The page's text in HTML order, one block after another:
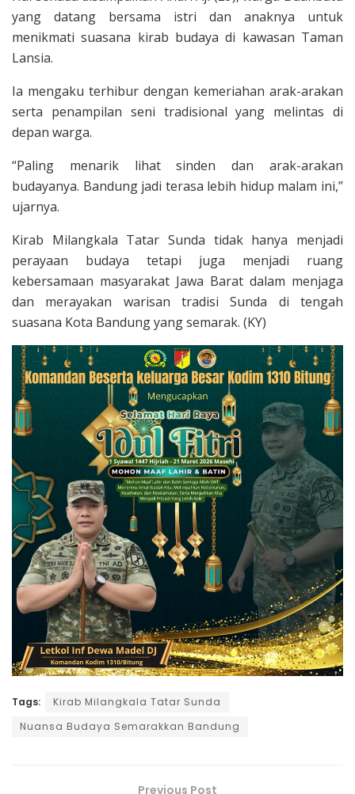
yang datang bersama istri dan anaknya untuk
menikmati suasana kirab budaya di kawasan Taman
Lansia.
Ia mengaku terhibur dengan kemeriahan arak-arakan
serta penampilan seni tradisional yang melintas di
depan warga.
“Paling menarik lihat sinden dan arak-arakan
budayanya. Bandung jadi terasa lebih hidup malam ini,”
ujarnya.
Kirab Milangkala Tatar Sunda tidak hanya menjadi
perayaan budaya tetapi juga menjadi ruang
kebersamaan masyarakat Jawa Barat dalam menjaga
dan merayakan warisan tradisi Sunda di tengah
suasana Kota Bandung yang semarak. (KY)
Tags:
Kirab Milangkala Tatar Sunda
Nuansa Budaya Semarakkan Bandung
Previous Post